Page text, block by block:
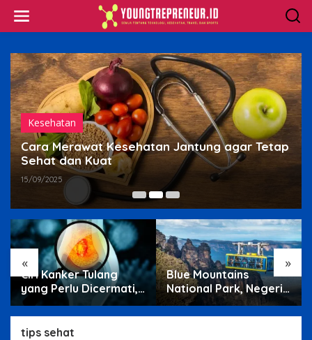
content
Kesehatan
Cara Merawat Kesehatan Jantung agar Tetap
Sehat dan Kuat
15/09/2025
« »
Ciri Kanker Tulang
yang Perlu Dicermati,
Nyeri Malam hingga
Benjolan
Blue Mountains
National Park, Negeri
Tebing Biru di Barat
Sydney
tips sehat